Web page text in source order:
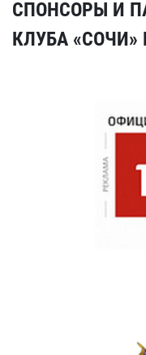
СПОНСОРЫ И
КЛУБА «СОЧИ»